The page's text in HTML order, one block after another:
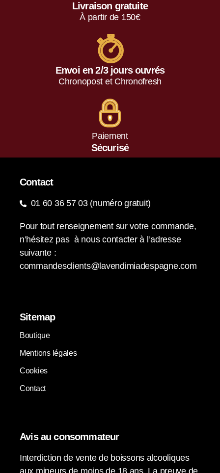
Livraison gratuite
À partir de 150€
Envoi en 2/3 jours ouvrés
Chronopost et Chronofresh
Paiement
Sécurisé
Contact
01 60 36 57 03 (numéro gratuit)
Pour tout renseignement sur votre commande,
n’hésitez pas à nous contacter à l’adresse
suivante :
commandesclients@lavendimiadespagne.com
Sitemap
Boutique
Mentions légales
Cookies
Contact
Avis au consommateur
Interdiction de vente de boissons alcooliques